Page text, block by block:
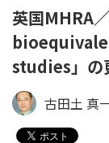
英国MHRA
studies」の
古田土 真